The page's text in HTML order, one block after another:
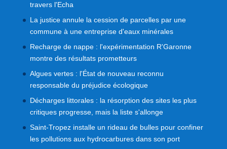
travers l'Echa
La justice annule la cession de parcelles par une
commune à une entreprise d'eaux minérales
Recharge de nappe : l'expérimentation R'Garonne
montre des résultats prometteurs
Algues vertes : l'État de nouveau reconnu
responsable du préjudice écologique
Décharges littorales : la résorption des sites les plus
critiques progresse, mais la liste s'allonge
Saint-Tropez installe un rideau de bulles pour confiner
les pollutions aux hydrocarbures dans son port